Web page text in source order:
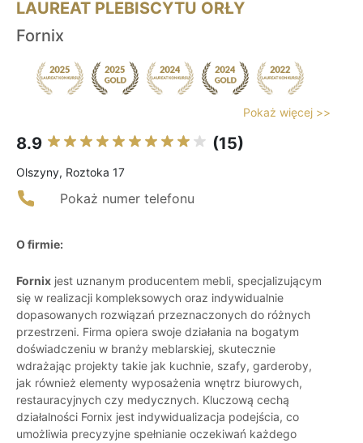
LAUREAT PLEBISCYTU ORŁY
Fornix
Pokaż więcej >>
8.9 (15)
Olszyny, Roztoka 17
Pokaż numer telefonu
O firmie:
Fornix jest uznanym producentem mebli, specjalizującym
się w realizacji kompleksowych oraz indywidualnie
dopasowanych rozwiązań przeznaczonych do różnych
przestrzeni. Firma opiera swoje działania na bogatym
doświadczeniu w branży meblarskiej, skutecznie
wdrażając projekty takie jak kuchnie, szafy, garderoby,
jak również elementy wyposażenia wnętrz biurowych,
restauracyjnych czy medycznych. Kluczową cechą
działalności Fornix jest indywidualizacja podejścia, co
umożliwia precyzyjne spełnianie oczekiwań każdego